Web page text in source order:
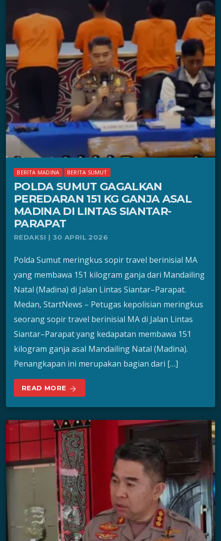
BERITA MADINA BERITA SUMUT
POLDA SUMUT GAGALKAN
PEREDARAN 151 KG GANJA ASAL
MADINA DI LINTAS SIANTAR-
PARAPAT
REDAKSI | 30 APRIL 2026
Polda Sumut meringkus sopir travel berinisial MA
yang membawa 151 kilogram ganja dari Mandailing
Natal (Madina) di Jalan Lintas Siantar–Parapat.
Medan, StartNews – Petugas kepolisian meringkus
seorang sopir travel berinisial MA di Jalan Lintas
Siantar–Parapat yang kedapatan membawa 151
kilogram ganja asal Mandailing Natal (Madina).
Penangkapan ini merupakan bagian dari […]
READ MORE arrow_forward